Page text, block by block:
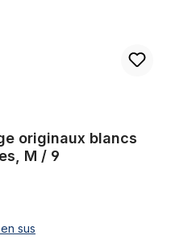
originaux blancs
M / 9
sus